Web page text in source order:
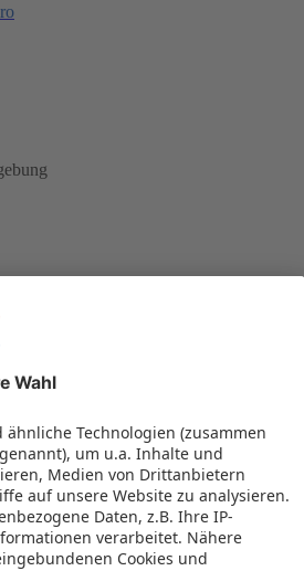
Resort & Bungalows